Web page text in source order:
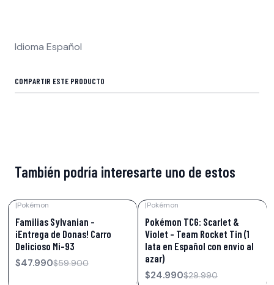
Idioma Español
COMPARTIR ESTE PRODUCTO
También podría interesarte uno de estos
|Pokémon
Familias Sylvanian -
¡Entrega de Donas! Carro
Delicioso Mi-93
$47.990$59.900
|Pokémon
Pokémon TCG: Scarlet &
Violet – Team Rocket Tin (1
lata en Español con envio al
azar)
$24.990$29.990